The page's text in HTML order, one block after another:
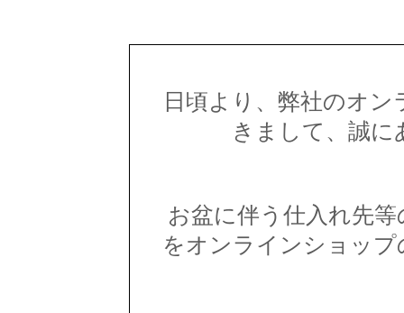
日頃より、弊社のオ
きまして、誠
お盆に伴う仕入れ先
をオンラインショッ